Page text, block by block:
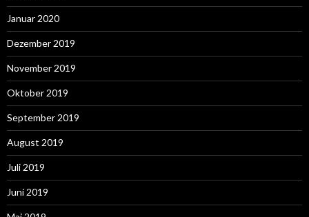
Januar 2020
Dezember 2019
November 2019
Oktober 2019
September 2019
August 2019
Juli 2019
Juni 2019